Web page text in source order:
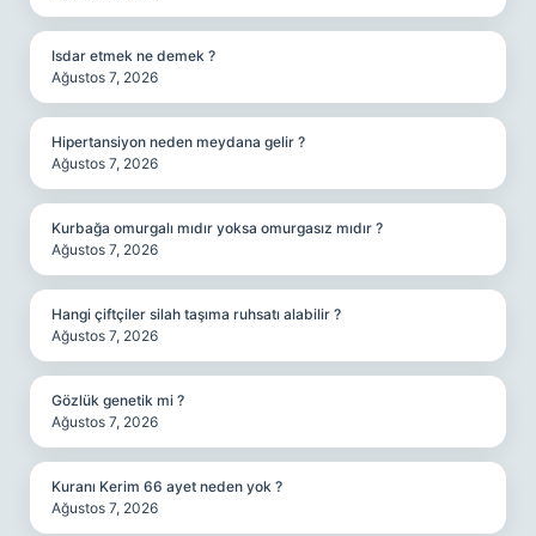
Isdar etmek ne demek ?
Ağustos 7, 2026
Hipertansiyon neden meydana gelir ?
Ağustos 7, 2026
Kurbağa omurgalı mıdır yoksa omurgasız mıdır ?
Ağustos 7, 2026
Hangi çiftçiler silah taşıma ruhsatı alabilir ?
Ağustos 7, 2026
Gözlük genetik mi ?
Ağustos 7, 2026
Kuranı Kerim 66 ayet neden yok ?
Ağustos 7, 2026